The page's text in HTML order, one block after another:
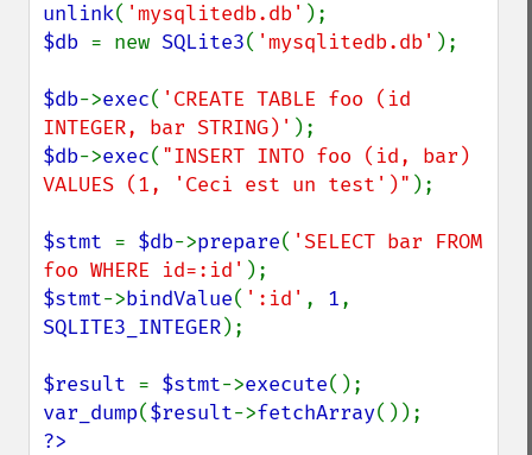
unlink( 'mysqlitedb.db'
$db = new SQLite3( 'mysqlitedb.db' );
$db->exec( 'CREATE TABLE foo (id
INTEGER, bar STRING)'
$db->exec( "INSERT INTO foo (id, bar)
VALUES (1, 'Ceci est un test')" );
$stmt = $db->prepare( 'SELECT bar FROM
foo WHERE id=:id'
$stmt->bindValue( ':id' , 1
SQLITE3_INTEGER);
$result = $stmt->execute
var_dump($result->fetchArray
?>